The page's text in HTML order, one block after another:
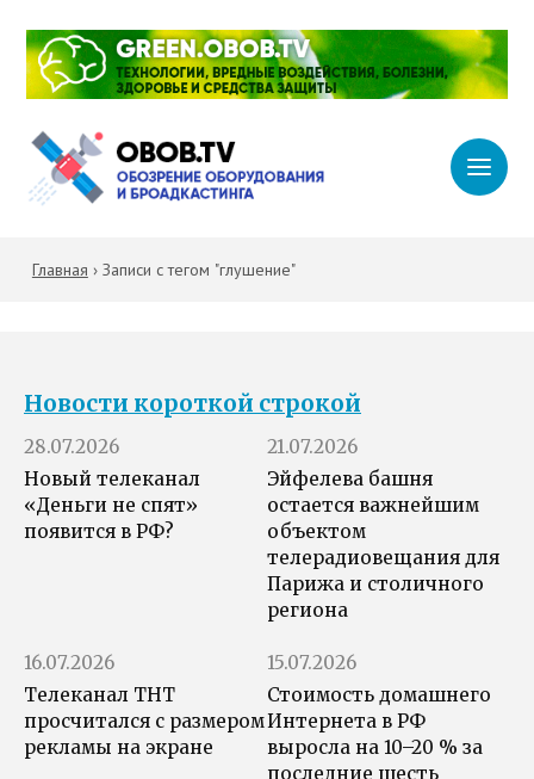
Главная › Записи с тегом "глушение"
Новости короткой строкой
28.07.2026
Новый телеканал
«Деньги не спят»
появится в РФ?
21.07.2026
Эйфелева башня
остается важнейшим
объектом
телерадиовещания для
Парижа и столичного
региона
16.07.2026
Телеканал ТНТ
просчитался с размером
рекламы на экране
15.07.2026
Стоимость домашнего
Интернета в РФ
выросла на 10–20 % за
последние шесть